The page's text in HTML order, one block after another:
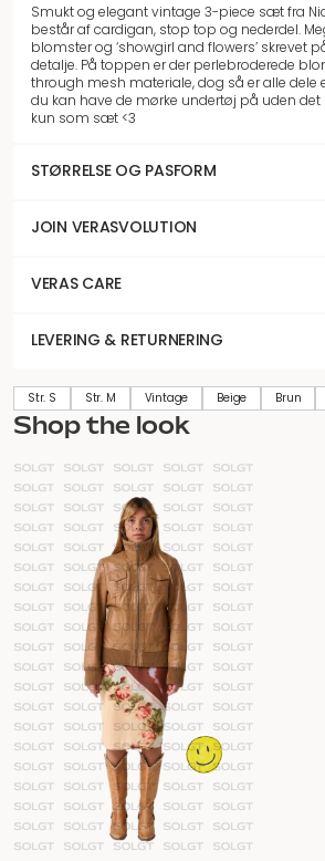
Smukt og elegant vintage 3-piece sæt fra
består af cardigan, stop top og nederdel.
blomster og ‘showgirl and flowers’ skrevet
detalje. På toppen er der perlebroderede
through mesh materiale, dog så er alle dele
du kan have de mørke undertøj på uden det
kun som sæt <3
STØRRELSE OG PASFORM
JOIN VERASVOLUTION
VERAS CARE
LEVERING & RETURNERING
Str. S Str. M Vintage Beige Brun
Shop the look